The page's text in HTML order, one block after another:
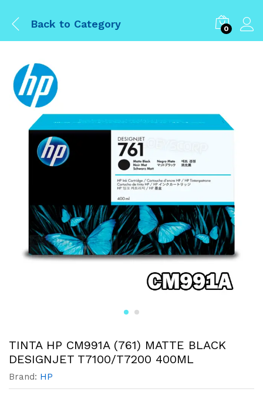
Back to Category 0
TINTA HP CM991A (761) MATTE BLACK
DESIGNJET T7100/T7200 400ML
Brand: HP